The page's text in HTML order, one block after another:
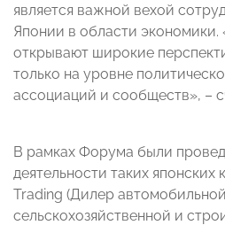
является важной вехой
Японии в области экономики.
открывают широкие
только на уровне
ассоциаций и сообществ», –
В рамках Форума были
деятельности таких японских
Trading (Дилер
сельскохозяйственной и